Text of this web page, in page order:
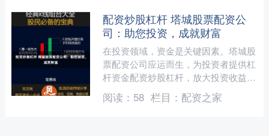
配资炒股杠杆 塔城股票配资公
司：助您投资，成就财富
在投资领域，资金是关键因素。塔城股
票配资公司应运而生，为投资者提供杠
杆资金配资炒股杠杆，放大投资收益。
2. **提交开户资料：**提供身份证、银
行卡、证券账户....
阅读： 58 栏目： 配资之家